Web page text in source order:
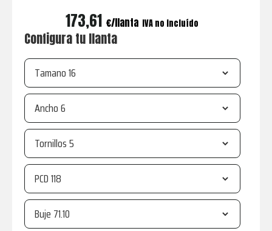
173,61 € IVA no incluído
Configura tu llanta
Tamano
Ancho
Tornillos
PCD
Buje